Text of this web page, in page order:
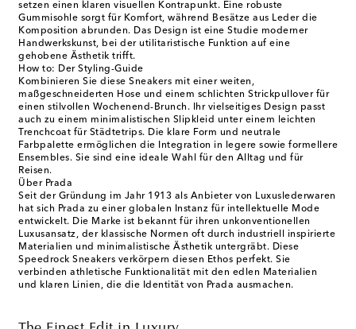
setzen einen klaren visuellen Kontrapunkt. Eine robuste
Gummisohle sorgt für Komfort, während Besätze aus Leder die
Komposition abrunden. Das Design ist eine Studie moderner
Handwerkskunst, bei der utilitaristische Funktion auf eine
gehobene Ästhetik trifft.
How to: Der Styling-Guide
Kombinieren Sie diese Sneakers mit einer weiten,
maßgeschneiderten Hose und einem schlichten Strickpullover für
einen stilvollen Wochenend-Brunch. Ihr vielseitiges Design passt
auch zu einem minimalistischen Slipkleid unter einem leichten
Trenchcoat für Städtetrips. Die klare Form und neutrale
Farbpalette ermöglichen die Integration in legere sowie formellere
Ensembles. Sie sind eine ideale Wahl für den Alltag und für
Reisen.
Über Prada
Seit der Gründung im Jahr 1913 als Anbieter von Luxuslederwaren
hat sich Prada zu einer globalen Instanz für intellektuelle Mode
entwickelt. Die Marke ist bekannt für ihren unkonventionellen
Luxusansatz, der klassische Normen oft durch industriell inspirierte
Materialien und minimalistische Ästhetik untergräbt. Diese
Speedrock Sneakers verkörpern diesen Ethos perfekt. Sie
verbinden athletische Funktionalität mit den edlen Materialien
und klaren Linien, die die Identität von Prada ausmachen.